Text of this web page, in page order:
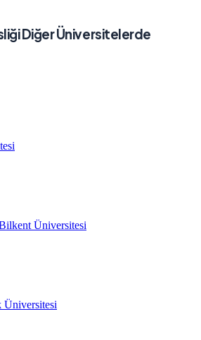
Diğer Üniversitelerde
Üniversitesi
Üniversitesi